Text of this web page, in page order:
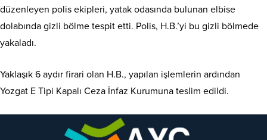
düzenleyen polis ekipleri, yatak odasında bulunan elbise
dolabında gizli bölme tespit etti. Polis, H.B.’yi bu gizli bölmede
yakaladı.
Yaklaşık 6 aydır firari olan H.B., yapılan işlemlerin ardından
Yozgat E Tipi Kapalı Ceza İnfaz Kurumuna teslim edildi.